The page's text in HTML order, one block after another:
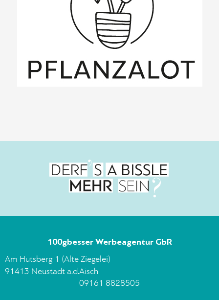
100gbesser Werbeagentur GbR
Am Hutsberg 1 (Alte Ziegelei)
91413 Neustadt a.d.Aisch
09161 8828505